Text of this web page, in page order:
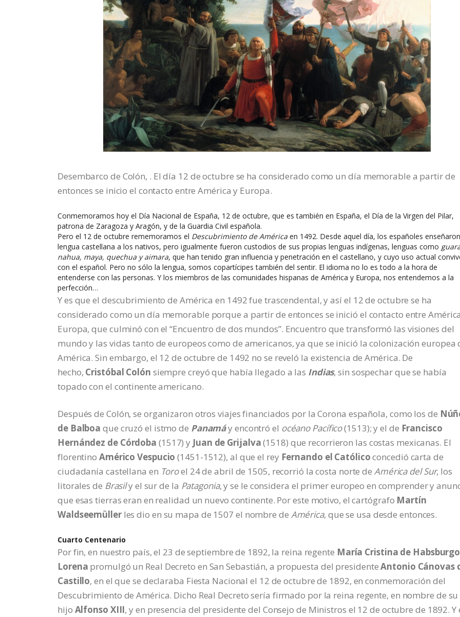
Desembarco de Colón, . El día 12 de octubre se ha considerado como un día memorable a partir de
entonces se inicio el contacto entre América y Europa.
Conmemoramos hoy el Día Nacional de España, 12 de octubre, que es también en España, el Día de la Virgen del Pilar,
patrona de Zaragoza y Aragón, y de la Guardia Civil española.
Pero el 12 de octubre rememoramos el Descubrimiento de América en 1492. Desde aquel día, los españoles
lengua castellana a los nativos, pero igualmente fueron custodios de sus propias lenguas indígenas, lenguas como
nahua, maya, quechua y aimara, que han tenido gran influencia y penetración en el castellano, y cuyo uso actual
con el español. Pero no sólo la lengua, somos copartícipes también del sentir. El idioma no lo es todo a la hora de
entenderse con las personas. Y los miembros de las comunidades hispanas de América y Europa, nos entendemos a la
perfección…
Y es que el descubrimiento de América en 1492 fue trascendental, y así el 12 de octubre se ha
considerado como un día memorable porque a partir de entonces se inició el contacto entre
Europa, que culminó con el “Encuentro de dos mundos”. Encuentro que transformó las visiones del
mundo y las vidas tanto de europeos como de americanos, ya que se inició la colonización europea
América. Sin embargo, el 12 de octubre de 1492 no se reveló la existencia de América. De
hecho, Cristóbal Colón siempre creyó que había llegado a las Indias, sin sospechar que se había
topado con el continente americano.
Después de Colón, se organizaron otros viajes financiados por la Corona española, como los de
de Balboa que cruzó el istmo de Panamáy encontró el océano Pacífico(1513); y el de Francisco
Hernández de Córdoba (1517) y Juan de Grijalva(1518) que recorrieron las costas mexicanas. El
florentino Américo Vespucio (1451-1512), al que el rey Fernando el Católicoconcedió carta de
ciudadanía castellana en Toroel 24 de abril de 1505, recorrió la costa norte de América del Sur, los
litorales de Brasily el sur de la Patagonia, y se le considera el primer europeo en comprender y
que esas tierras eran en realidad un nuevo continente. Por este motivo, el cartógrafo Martín
Waldseemüllerles dio en su mapa de 1507 el nombre de América, que se usa desde entonces.
Cuarto Centenario
Por fin, en nuestro país, el 23 de septiembre de 1892, la reina regente María Cristina de
Lorena promulgó un Real Decreto en San Sebastián, a propuesta del presidenteAntonio Cánovas
Castillo, en el que se declaraba Fiesta Nacional el 12 de octubre de 1892, en conmemoración del
Descubrimiento de América. Dicho Real Decreto sería firmado por la reina regente, en nombre de su
hijo Alfonso XIII, y en presencia del presidente del Consejo de Ministros el 12 de octubre de 1892. Y